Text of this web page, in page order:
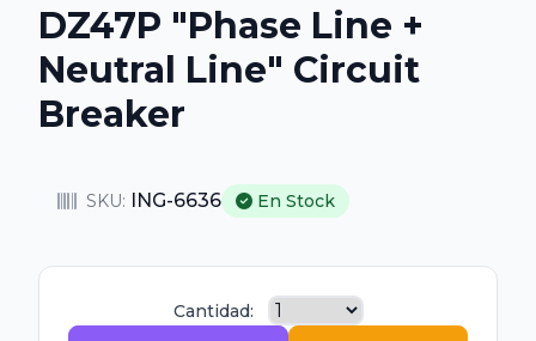
DZ47P "Phase Line +
Neutral Line" Circuit
Breaker
SKU: ING-6636 En Stock
Cantidad: